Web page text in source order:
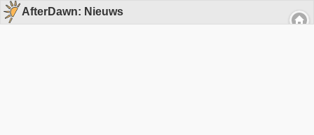
AfterDawn: Nieuws